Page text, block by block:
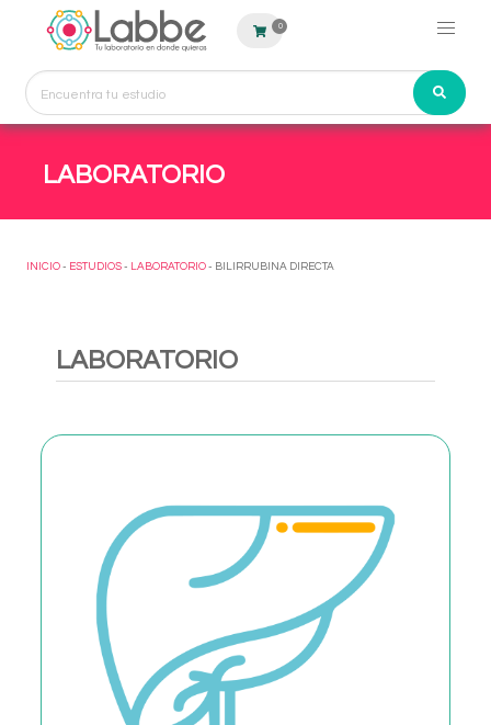
0
LABORATORIO
INICIO - ESTUDIOS - LABORATORIO - BILIRRUBINA DIRECTA
LABORATORIO